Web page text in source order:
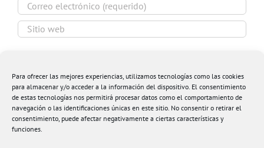
Para ofrecer las mejores experiencias, utilizamos tecnologías como las cookies
para almacenar y/o acceder a la información del dispositivo. El consentimiento
de estas tecnologías nos permitirá procesar datos como el comportamiento de
navegación o las identificaciones únicas en este sitio. No consentir o retirar el
consentimiento, puede afectar negativamente a ciertas características y
funciones.
navegador para la próxima vez que comente.